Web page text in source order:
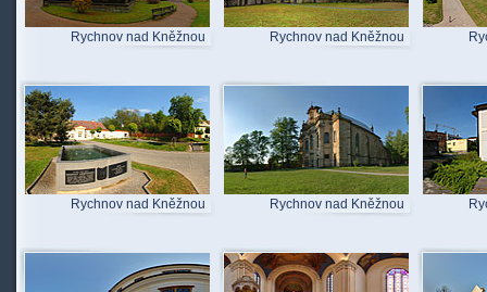
Rychnov nad Kněžnou Rychnov nad Kněžnou
Rychnov nad Kněžnou Rychnov nad Kněžnou